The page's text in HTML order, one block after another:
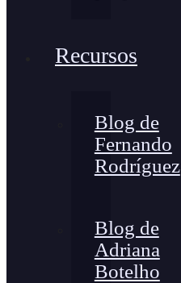
Recursos
Blog de
Fernando
Rodríguez
Blog de
Adriana
Botelho